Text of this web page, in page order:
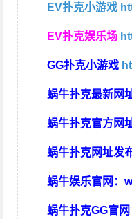
EV扑克小游戏
EV扑克娱乐场
GG扑克小游戏
蜗牛扑克最新网
蜗牛扑克官方网
蜗牛扑克网址发
蜗牛娱乐官网：
蜗牛扑克GG官